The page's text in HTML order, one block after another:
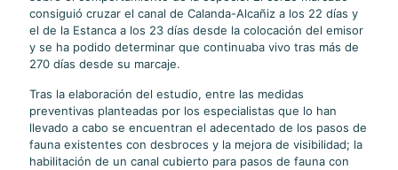
consiguió cruzar el canal de Calanda-Alcañiz a los 22 días y
el de la Estanca a los 23 días desde la colocación del emisor
y se ha podido determinar que continuaba vivo tras más de
270 días desde su marcaje.
Tras la elaboración del estudio, entre las medidas
preventivas planteadas por los especialistas que lo han
llevado a cabo se encuentran el adecentado de los pasos de
fauna existentes con desbroces y la mejora de visibilidad; la
habilitación de un canal cubierto para pasos de fauna con